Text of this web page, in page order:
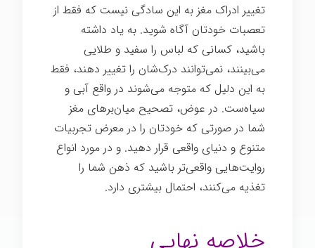
تغییر ادراک مغز به این سادگی نیست که فقط از
تعصبات خودتان آگاه شوید. به یاد داشته
باشید، کسانی که لباس را سفید و طلایی
می‌بینند، نمی‌توانند درک‌شان را تغییر دهند، فقط
به این دلیل که متوجه می‌شوند در واقع آبی و
سیاه‌ست. در عوض، تصحیح میان‌برهای مغز
شما در صورتی که خودتان را در معرض تجربیات
متنوع و دنیای واقعی قرار دهید. و در مورد انواع
روایت‌هایی واقعی‌تر باشید که ذهن شما را
تغذیه می‌کنند، احتمال بیشتری دارد.